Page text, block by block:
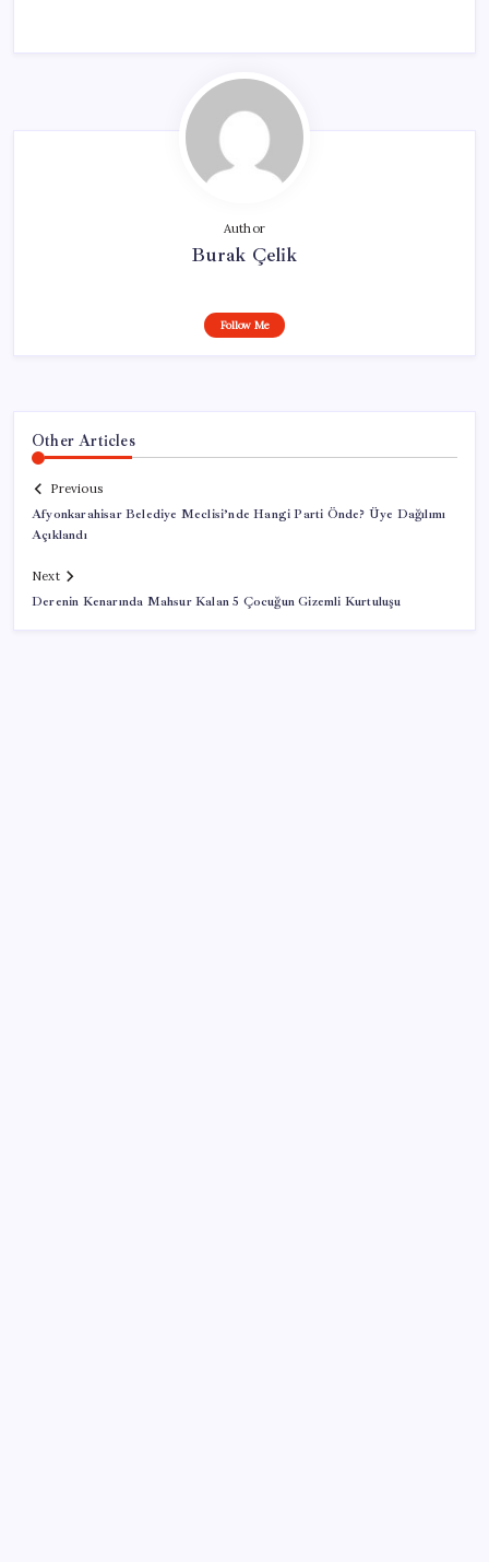
Author
Burak Çelik
Follow Me
Other Articles
Previous
Afyonkarahisar Belediye Meclisi’nde Hangi Parti Önde? Üye Dağılımı
Açıklandı
Next
Derenin Kenarında Mahsur Kalan 5 Çocuğun Gizemli Kurtuluşu